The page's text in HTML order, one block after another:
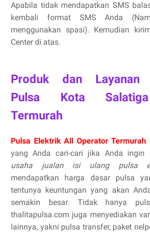
Apabila tidak mendapatkan SMS
kembali format SMS Anda
menggunakan spasi). Kemudian
Center di atas.
Produk dan Layanan
Pulsa Kota
Termurah
Pulsa Elektrik All Operator Termurah
yang Anda cari-cari jika Anda ingin
usaha jualan isi ulang pulsa
mendapatkan harga dasar pulsa
tentunya keuntungan yang akan
semakin besar. Tidak hanya
thalitapulsa.com juga menyediakan
lainnya, yakni pulsa transfer, paket